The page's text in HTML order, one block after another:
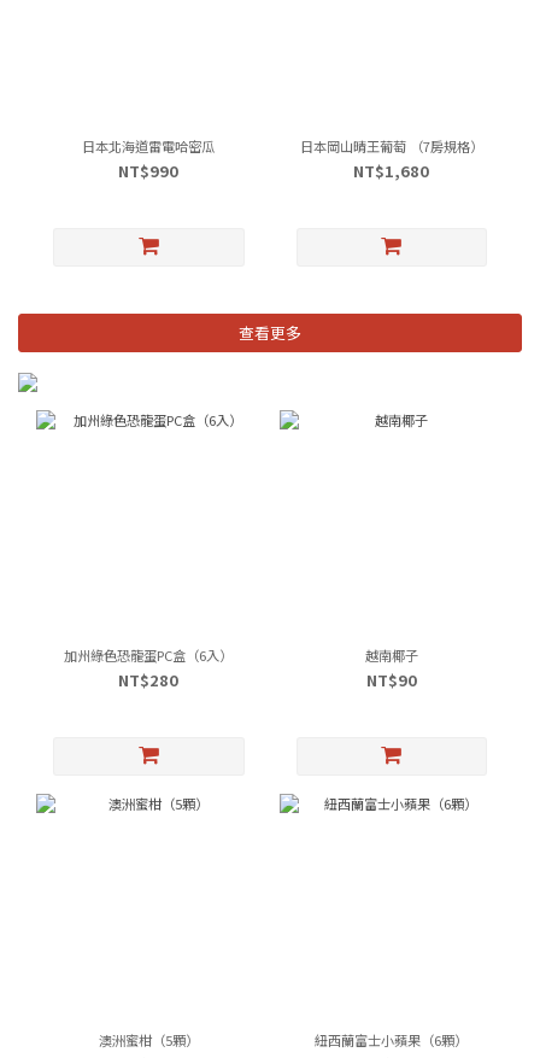
日本北海道雷電哈密瓜
NT$990
日本岡山晴王葡萄 （7房規格）
NT$1,680
查看更多
加州綠色恐龍蛋PC盒（6入）
NT$280
越南椰子
NT$90
澳洲蜜柑（5顆） 紐西蘭富士小蘋果（6顆）